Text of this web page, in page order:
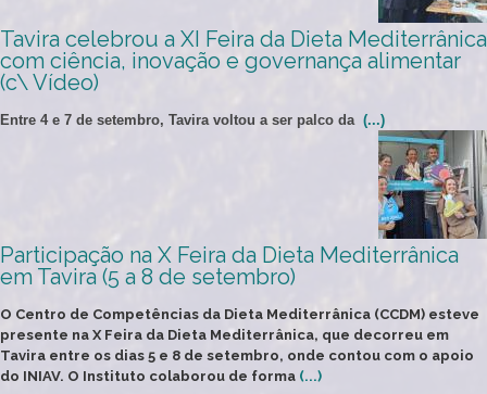
Tavira celebrou a XI Feira da Dieta Mediterrânica
com ciência, inovação e governança alimentar
(c\ Vídeo)
Entre 4 e 7 de setembro, Tavira voltou a ser palco da (...)
Participação na X Feira da Dieta Mediterrânica
em Tavira (5 a 8 de setembro)
O Centro de Competências da Dieta Mediterrânica (CCDM) esteve
presente na X Feira da Dieta Mediterrânica, que decorreu em
Tavira entre os dias 5 e 8 de setembro, onde contou com o apoio
do INIAV. O Instituto colaborou de forma (...)